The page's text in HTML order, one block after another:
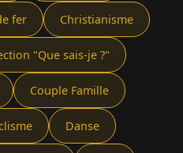
fer Christianisme
"Que sais-je ?"
Couple Famille
Danse